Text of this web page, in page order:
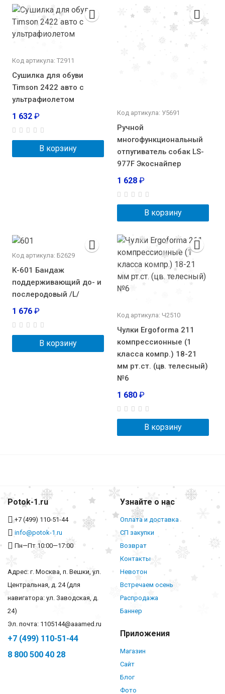
Код артикула: Т2911
Сушилка для обуви
Timson 2422 авто с
ультрафиолетом
1 632 ₽
В корзину
Код артикула: У5691
Ручной
многофункциональный
отпугиватель собак LS-
977F Экоснайпер
1 628 ₽
В корзину
Код артикула: Б2629
К-601 Бандаж
поддерживающий до- и
послеродовый /L/
1 676 ₽
В корзину
Код артикула: Ч2510
Чулки Ergoforma 211
компрессионные (1
класса компр.) 18-21
мм рт.ст. (цв. телесный)
№6
1 680 ₽
В корзину
Potok-1.ru
+7 (499) 110-51-44
info@potok-1.ru
Пн—Пт 10:00—17:00
Адрес: г. Москва, п. Вешки, ул.
Центральная, д. 24 (для
навигатора: ул. Заводская, д.
24)
Эл. почта: 1105144@aaamed.ru
+7 (499) 110-51-44
8 800 500 40 28
Узнайте о нас
Оплата и доставка
СП закупки
Возврат
Контакты
Невотон
Встречаем осень
Распродажа
Баннер
Приложения
Магазин
Сайт
Блог
Фото